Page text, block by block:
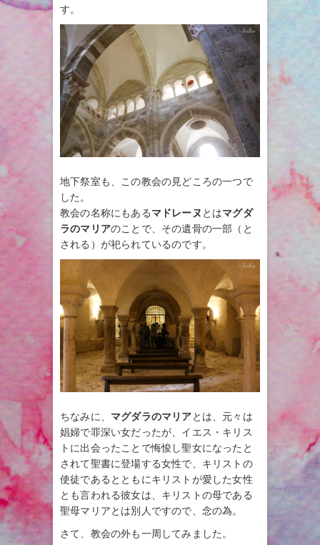
す。
地下祭室も、この教会の見どころの一つで
した。
教会の名称にもあるマドレーヌ とはマグダ
ラのマリアのことで、その遺骨の一部（と
される）が祀られているのです。
ちなみに、 マグダラのマリアとは、元々は
娼婦で罪深い女だったが、イエス・キリス
トに出会ったことで悔悛し聖女になったと
されて聖書に登場する女性で、キリストの
使徒であるとともにキリストが愛した女性
とも言われる彼女は、キリストの母である
聖母マリアとは別人ですので、念の為。
さて、教会の外も一周してみました。